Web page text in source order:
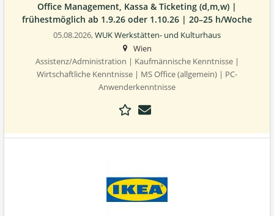
Office Management, Kassa & Ticketing (d,m,w) |
frühestmöglich ab 1.9.26 oder 1.10.26 | 20–25 h/Woche
05.08.2026,WUK Werkstätten- und Kulturhaus
Wien
Assistenz/Administration | Kaufmännische Kenntnisse |
Wirtschaftliche Kenntnisse | MS Office (allgemein) | PC-
Anwenderkenntnisse